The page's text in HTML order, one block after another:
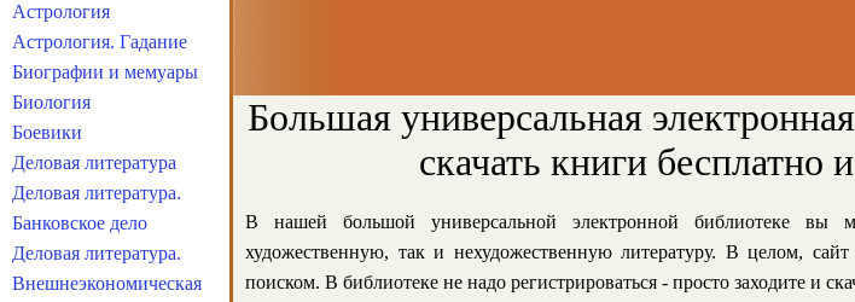
Большая универсальная
скачать книги бесплатно
В нашей большой универсальной электронной библиотеке вы
художественную, так и нехудожественную литературу. В целом,
поиском. В библиотеке не надо регистрироваться - просто заходите и
Астрология
Астрология. Гадание
Биографии и мемуары
Биология
Боевики
Деловая литература
Деловая литература.
Банковское дело
Деловая литература.
Внешнеэкономическая